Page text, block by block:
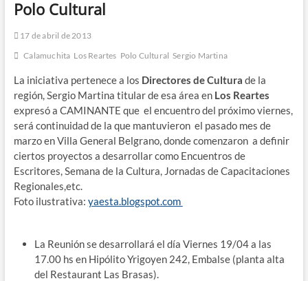
Polo Cultural
17 de abril de 2013
Calamuchita Los Reartes Polo Cultural Sergio Martina
La iniciativa pertenece a los Directores de Cultura de la
región, Sergio Martina titular de esa área en Los Reartes
expresó a CAMINANTE que el encuentro del próximo viernes,
será continuidad de la que mantuvieron el pasado mes de
marzo en Villa General Belgrano, donde comenzaron a definir
ciertos proyectos a desarrollar como Encuentros de
Escritores, Semana de la Cultura, Jornadas de Capacitaciones
Regionales,etc.
Foto ilustrativa: yaesta.blogspot.com
La Reunión se desarrollará el día Viernes 19/04 a las
17.00 hs en Hipólito Yrigoyen 242, Embalse (planta alta
del Restaurant Las Brasas).